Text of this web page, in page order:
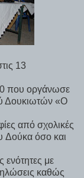
13
που οργάνωσε
Δουκιωτών «Ο
από σχολικές
Δούκα όσο και
ενότητες με
καθώς